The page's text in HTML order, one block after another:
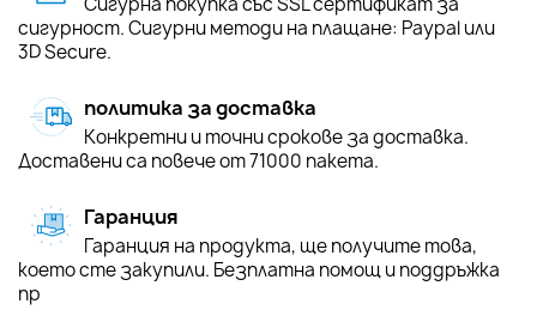
сигурност. Сигурни методи на плащане: Paypal или
3D Secure.
политика за доставка
Конкретни и точни срокове за доставка.
Доставени са повече от 71000 пакета.
Гаранция
Гаранция на продукта, ще получите това,
което сте закупили. Безплатна помощ и поддръжка
пр